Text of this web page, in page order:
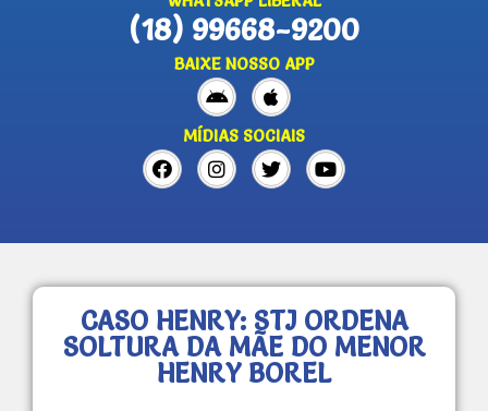
(18) 99668-9200
BAIXE NOSSO APP
MÍDIAS SOCIAIS
CASO HENRY: STJ ORDENA
SOLTURA DA MÃE DO MENOR
HENRY BOREL